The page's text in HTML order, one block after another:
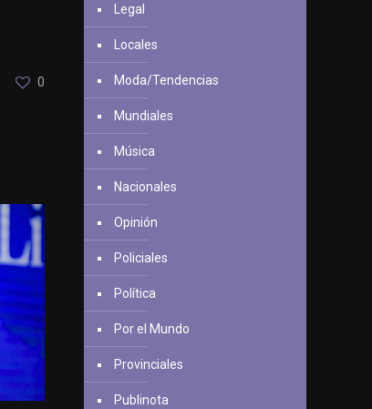
0
Legal
Locales
Moda/Tendencias
Mundiales
Música
Nacionales
Opinión
Policiales
Política
Por el Mundo
Provinciales
Publinota